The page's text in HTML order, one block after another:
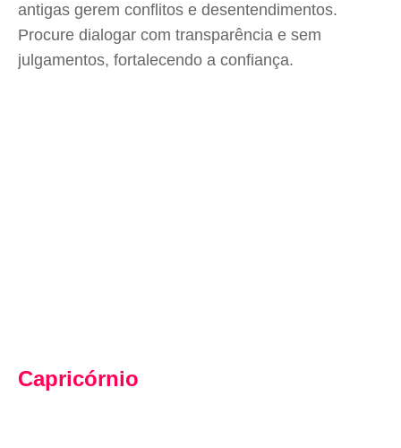
antigas gerem conflitos e desentendimentos.
Procure dialogar com transparência e sem
julgamentos, fortalecendo a confiança.
Capricórnio